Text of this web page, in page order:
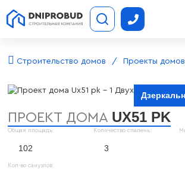
Строительство домов Проекты домов
ПРОЕКТ ДОМА UX51 PK
Общая площадь:
102
Количество спалень:
3
Кол-во санузлов: